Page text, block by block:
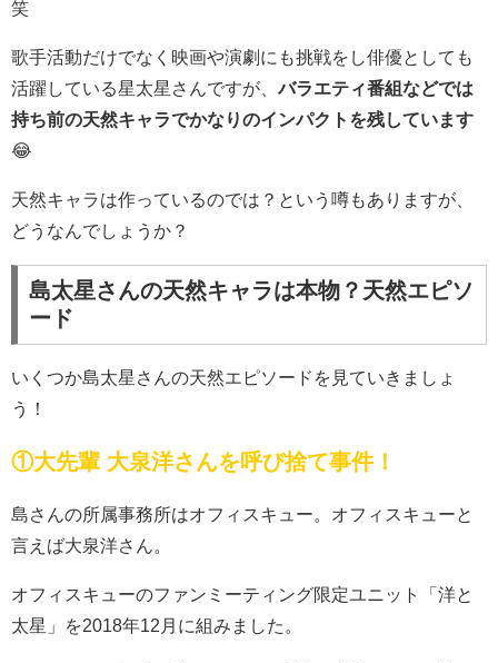
笑
歌手活動だけでなく映画や演劇にも挑戦をし俳優としても
活躍している星太星さんですが、バラエティ番組などでは
持ち前の天然キャラでかなりのインパクトを残しています
😂
天然キャラは作っているのでは？という噂もありますが、
どうなんでしょうか？
島太星さんの天然キャラは本物？天然エピソ
ード
いくつか島太星さんの天然エピソードを見ていきましょ
う！
①大先輩 大泉洋さんを呼び捨て事件！
島さんの所属事務所はオフィスキュー。オフィスキューと
言えば大泉洋さん。
オフィスキューのファンミーティング限定ユニット「洋と
太星」を2018年12月に組みました。